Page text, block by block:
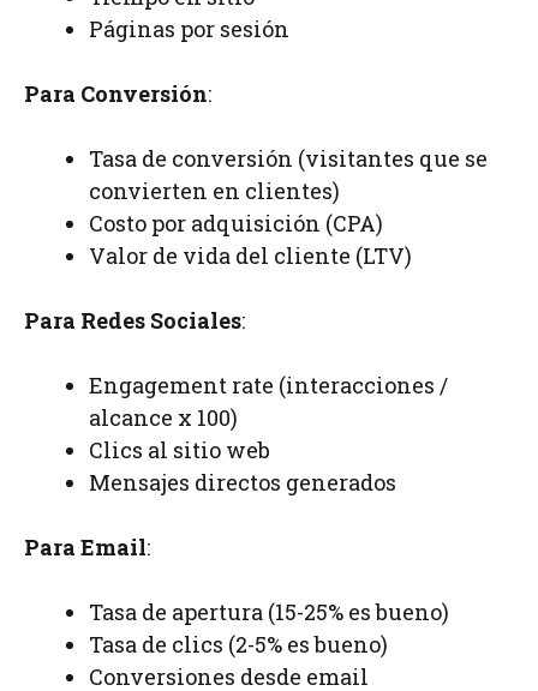
Páginas por sesión
Para Conversión:
Tasa de conversión (visitantes que se
convierten en clientes)
Costo por adquisición (CPA)
Valor de vida del cliente (LTV)
Para Redes Sociales:
Engagement rate (interacciones /
alcance x 100)
Clics al sitio web
Mensajes directos generados
Para Email:
Tasa de apertura (15-25% es bueno)
Tasa de clics (2-5% es bueno)
Conversiones desde email